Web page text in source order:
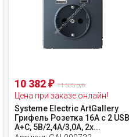
10 382₽ 11 535 руб.
Цена при заказе онлайн!
Systeme Electric ArtGallery
Грифель Розетка 16А с 2
A+C, 5В/2,4А/3,0А, 2х...